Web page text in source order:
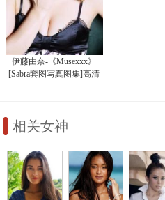
伊藤由奈-《Musexxx》
[Sabra套图写真图集]高清
相关女神